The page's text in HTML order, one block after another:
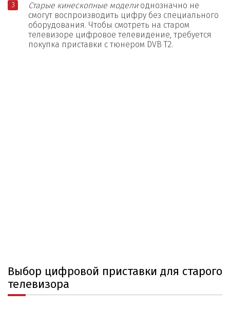
Старые кинескопные моделиоднозначно не
смогут воспроизводить цифру без специального
оборудования. Чтобы смотреть на старом
телевизоре цифровое телевидение, требуется
покупка приставки с тюнером DVB T2.
Выбор цифровой приставки для старого
телевизора